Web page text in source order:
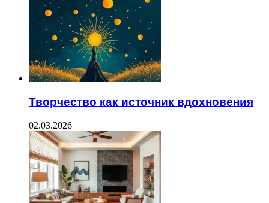
Творчество как источник вдохновения
02.03.2026